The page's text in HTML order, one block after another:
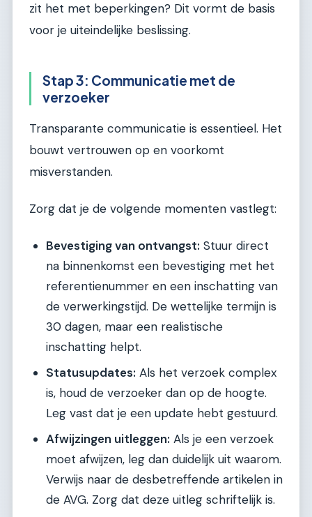
zit het met beperkingen? Dit vormt de basis
voor je uiteindelijke beslissing.
Stap 3: Communicatie met de
verzoeker
Transparante communicatie is essentieel. Het
bouwt vertrouwen op en voorkomt
misverstanden.
Zorg dat je de volgende momenten vastlegt:
Bevestiging van ontvangst: Stuur direct
na binnenkomst een bevestiging met het
referentienummer en een inschatting van
de verwerkingstijd. De wettelijke termijn is
30 dagen, maar een realistische
inschatting helpt.
Statusupdates: Als het verzoek complex
is, houd de verzoeker dan op de hoogte.
Leg vast dat je een update hebt gestuurd.
Afwijzingen uitleggen: Als je een verzoek
moet afwijzen, leg dan duidelijk uit waarom.
Verwijs naar de desbetreffende artikelen in
de AVG. Zorg dat deze uitleg schriftelijk is.